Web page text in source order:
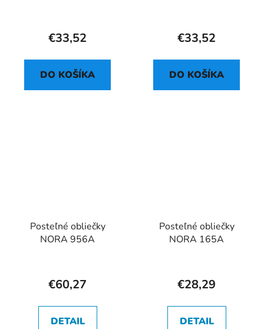
€33,52
DO KOŠÍKA
€33,52
DO KOŠÍKA
Posteľné obliečky
NORA 956A
€60,27
DETAIL
Posteľné obliečky
NORA 165A
€28,29
DETAIL